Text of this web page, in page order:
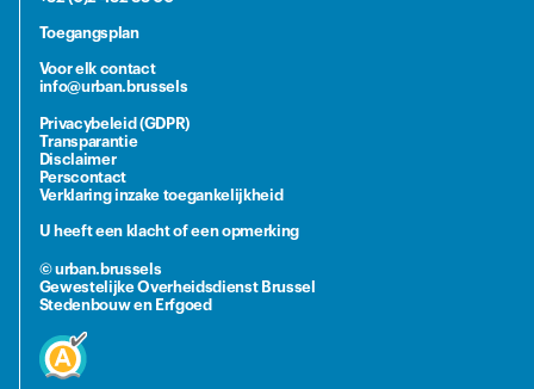
Toegangsplan
Voor elk contact
info@urban.brussels
Privacybeleid (GDPR)
Transparantie
Disclaimer
Perscontact
Verklaring inzake toegankelijkheid
U heeft een klacht of een opmerking
© urban.brussels
Gewestelijke Overheidsdienst Brussel
Stedenbouw en Erfgoed